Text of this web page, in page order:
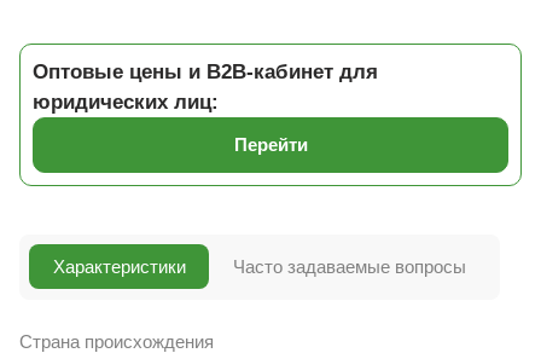
Оптовые цены и B2B-кабинет для
юридических лиц:
Перейти
Характеристики
Страна происхождения
Часто задаваемые вопросы